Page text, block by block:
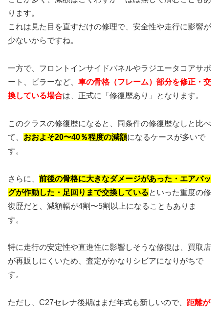
ります。
これは見た目を直すだけの修理で、安全性や走行に影響が
少ないからですね。
一方で、フロントインサイドパネルやラジエータコアサポ
ート、ピラーなど、 車の骨格（フレーム）部分を修正・交
換している場合は、正式に「修復歴あり」となります。
このクラスの修復歴になると、同条件の修復歴なしと比べ
て、 おおよそ20〜40％程度の減額になるケースが多いで
す。
さらに、 前後の骨格に大きなダメージがあった・エアバッ
グが作動した・足回りまで交換しているといった重度の修
復歴だと、減額幅が4割〜5割以上になることもありま
す。
特に走行の安定性や直進性に影響しそうな修復は、買取店
が再販しにくいため、査定がかなりシビアになりがちで
す。
ただし、C27セレナ後期はまだ年式も新しいので、 距離が